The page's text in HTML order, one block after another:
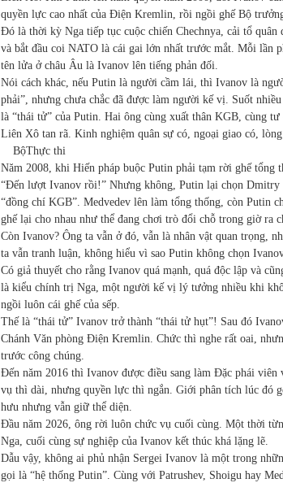
quyền lực cao nhất của Điện Kremlin, rồi ngồi ghế Bộ
Đó là thời kỳ Nga tiếp tục cuộc chiến Chechnya, cải tổ
và bắt đầu coi NATO là cái gai lớn nhất trước mắt. Mỗi lần
tên lửa ở châu Âu là Ivanov lên tiếng phản đối.
Nói cách khác, nếu Putin là người cầm lái, thì Ivanov là
phải”, nhưng chưa chắc đã được làm người kế vị. Suốt
là “thái tử” của Putin. Hai ông cùng xuất thân KGB, cùng
Liên Xô tan rã. Kinh nghiệm quân sự có, ngoại giao có,
BộThực thi
Năm 2008, khi Hiến pháp buộc Putin phải tạm rời ghế
“Đến lượt Ivanov rồi!” Nhưng không, Putin lại chọn
“đồng chí KGB”. Medvedev lên làm tổng thống, còn Putin
ghế lại cho nhau như thể đang chơi trò đổi chỗ trong giờ ra
Còn Ivanov? Ông ta vẫn ở đó, vẫn là nhân vật quan trọng,
ta vẫn tranh luận, không hiểu vì sao Putin không chọn
Có giả thuyết cho rằng Ivanov quá mạnh, quá độc lập và
là kiểu chính trị Nga, một người kế vị lý tưởng nhiều khi
ngồi luôn cái ghế của sếp.
Thế là “thái tử” Ivanov trở thành “thái tử hụt”! Sau đó
Chánh Văn phòng Điện Kremlin. Chức thì nghe rất oai,
trước công chúng.
Đến năm 2016 thì Ivanov được điều sang làm Đặc phái
vụ thì dài, nhưng quyền lực thì ngắn. Giới phân tích lúc đó
hưu nhưng vẫn giữ thể diện.
Đầu năm 2026, ông rời luôn chức vụ cuối cùng. Một thời
Nga, cuối cùng sự nghiệp của Ivanov kết thúc khá lặng lẽ.
Dẫu vậy, không ai phủ nhận Sergei Ivanov là một trong
gọi là “hệ thống Putin”. Cùng với Patrushev, Shoigu hay